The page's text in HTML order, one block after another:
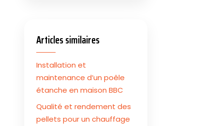
Articles similaires
Installation et
maintenance d’un poêle
étanche en maison BBC
Qualité et rendement des
pellets pour un chauffage